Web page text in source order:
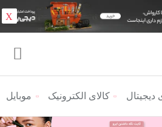
دیجیتال کالای الکترونیک موبایل
X